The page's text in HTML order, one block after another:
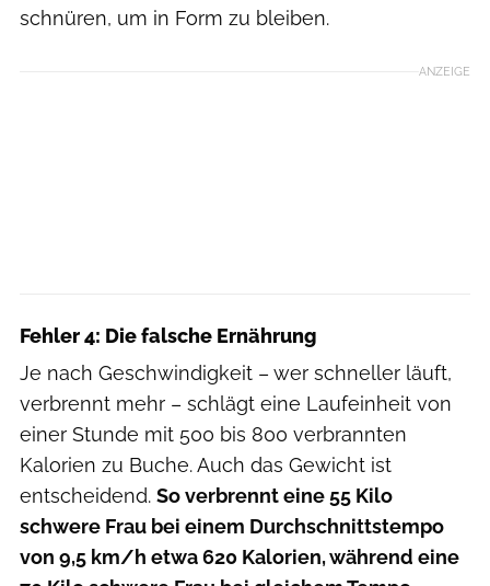
schnüren, um in Form zu bleiben.
ANZEIGE
Fehler 4: Die falsche Ernährung
Je nach Geschwindigkeit – wer schneller läuft,
verbrennt mehr – schlägt eine Laufeinheit von
einer Stunde mit 500 bis 800 verbrannten
Kalorien zu Buche. Auch das Gewicht ist
entscheidend. So verbrennt eine 55 Kilo
schwere Frau bei einem Durchschnittstempo
von 9,5 km/h etwa 620 Kalorien, während eine